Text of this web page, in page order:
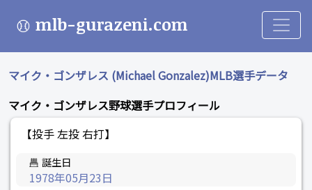
mlb-gurazeni.com
マイク・ゴンザレス (Michael Gonzalez)MLB選手データ
マイク・ゴンザレス野球選手プロフィール
【投手 左投 右打】
誕生日
1978年05月23日